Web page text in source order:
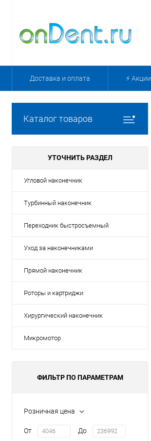
Доставка и оплата ⚡️ Акции
Каталог товаров
УТОЧНИТЬ РАЗДЕЛ
Угловой наконечник
Турбинный наконечник
Переходник быстросъемный
Уход за наконечниками
Прямой наконечник
Роторы и картриджи
Хирургический наконечник
Микромотор
ФИЛЬТР ПО ПАРАМЕТРАМ
Розничная цена
От До